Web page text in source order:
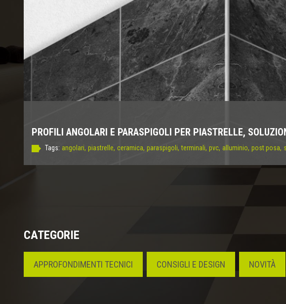
PROFILI ANGOLARI E PARASPIGOLI PER PIASTRELLE,
Tags: angolari, piastrelle, ceramica, paraspigoli, terminali, pvc, alluminio, post posa,
CATEGORIE
APPROFONDIMENTI TECNICI CONSIGLI E DESIGN NOVITÀ